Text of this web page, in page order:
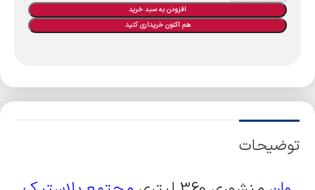
افزودن به سبد خرید
هم اکنون خریداری کنید
توضیحات